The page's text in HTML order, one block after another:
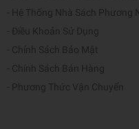
Hệ Thống Nhà Sách Phương
Điều Khoản Sử Dụng
Chính Sách Bảo Mật
Chính Sách Bán Hàng
Phương Thức Vận Chuyển